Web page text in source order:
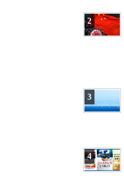
2
3
4